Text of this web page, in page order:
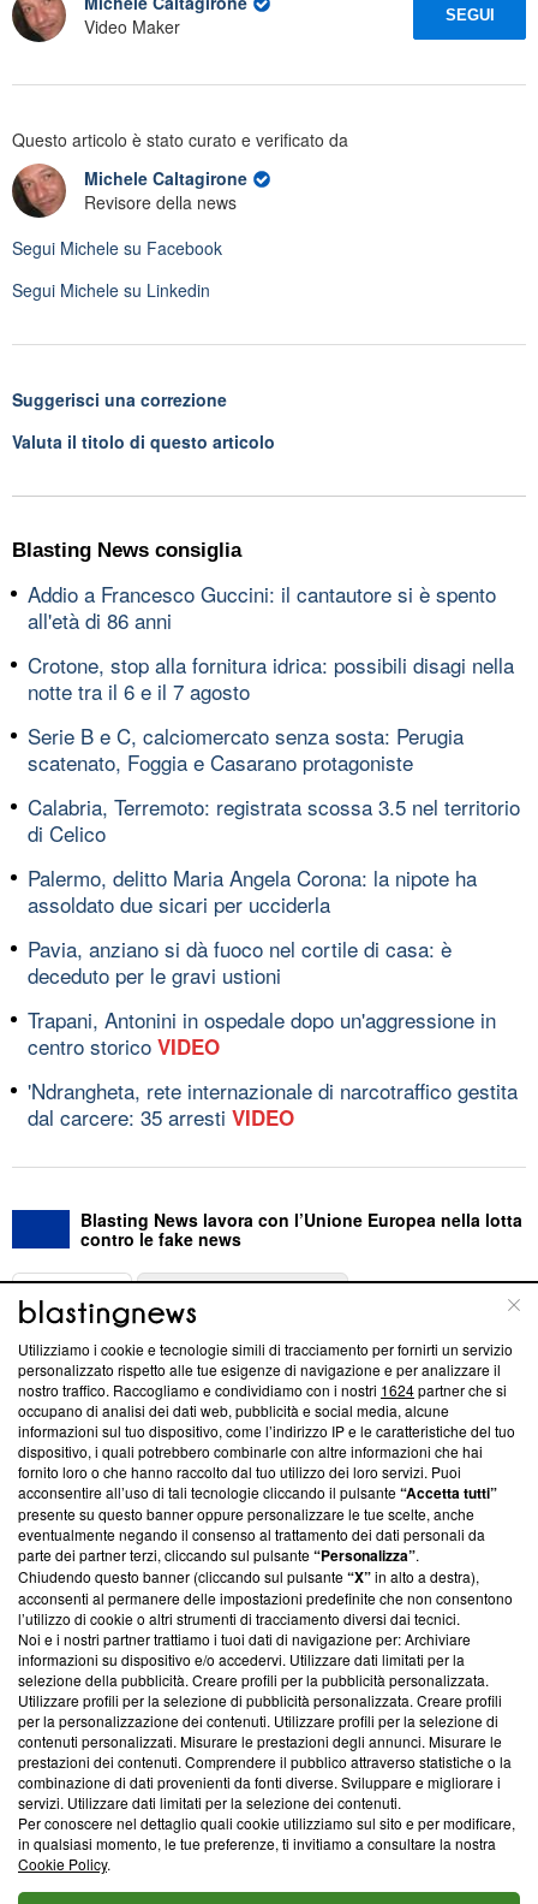
Video Maker
SEGUI
Questo articolo è stato curato e verificato da
Michele Caltagirone
Revisore della news
Segui Michele su Facebook
Segui Michele su Linkedin
Suggerisci una correzione
Valuta il titolo di questo articolo
Blasting News consiglia
Addio a Francesco Guccini: il cantautore si è spento
all'età di 86 anni
Crotone, stop alla fornitura idrica: possibili disagi nella
notte tra il 6 e il 7 agosto
Serie B e C, calciomercato senza sosta: Perugia
scatenato, Foggia e Casarano protagoniste
Calabria, Terremoto: registrata scossa 3.5 nel territorio
di Celico
Palermo, delitto Maria Angela Corona: la nipote ha
assoldato due sicari per ucciderla
Pavia, anziano si dà fuoco nel cortile di casa: è
deceduto per le gravi ustioni
Trapani, Antonini in ospedale dopo un'aggressione in
centro storico VIDEO
'Ndrangheta, rete internazionale di narcotraffico gestita
dal carcere: 35 arresti VIDEO
Blasting News lavora con l’Unione Europea nella lotta
contro le fake news
ABOUT
Questa sezione offre informazioni trasparenti su Blasting
News, sui nostri processi editoriali e su come ci impegniamo a
creare news di qualità. Inoltre, afferma la nostra aderenza a
‘Trust Project - News with Integrity’Blasting News non è
ancora membro del programma, ma ha richiesto di farne
parte; Trust Project non ha ancora effettuato una verifica di
conformità agli standard.
Su di noi
Team editoriale
Corporate
Redazione
Informativa Privacy
Cookie Policy
Blasting SA, IDI CHE-247.845.224, Via Carlo Frasca, 3 - 6900
Lugano (Svizzera) Tel:+39 0690258937
© 2026 Blasting News
Utilizziamo i cookie e tecnologie simili di tracciamento per fornirti un servizio
personalizzato rispetto alle tue esigenze di navigazione e per analizzare il
nostro traffico. Raccogliamo e condividiamo con i nostri 1624partner che si
occupano di analisi dei dati web, pubblicità e social media, alcune
informazioni sul tuo dispositivo, come l’indirizzo IP e le caratteristiche del tuo
dispositivo, i quali potrebbero combinarle con altre informazioni che hai
fornito loro o che hanno raccolto dal tuo utilizzo dei loro servizi. Puoi
acconsentire all’uso di tali tecnologie cliccando il pulsante“Accetta tutti”
presente su questo banner oppure personalizzare le tue scelte, anche
eventualmente negando il consenso al trattamento dei dati personali da
parte dei partner terzi, cliccando sul pulsante“Personalizza”.
Chiudendo questo banner (cliccando sul pulsante“X”in alto a destra),
acconsenti al permanere delle impostazioni predefinite che non consentono
l’utilizzo di cookie o altri strumenti di tracciamento diversi dai tecnici.
Noi e i nostri partner trattiamo i tuoi dati di navigazione per: Archiviare
informazioni su dispositivo e/o accedervi. Utilizzare dati limitati per la
selezione della pubblicità. Creare profili per la pubblicità personalizzata.
Utilizzare profili per la selezione di pubblicità personalizzata. Creare profili
per la personalizzazione dei contenuti. Utilizzare profili per la selezione di
contenuti personalizzati. Misurare le prestazioni degli annunci. Misurare le
prestazioni dei contenuti. Comprendere il pubblico attraverso statistiche o la
combinazione di dati provenienti da fonti diverse. Sviluppare e migliorare i
servizi. Utilizzare dati limitati per la selezione dei contenuti.
Per conoscere nel dettaglio quali cookie utilizziamo sul sito e per modificare,
in qualsiasi momento, le tue preferenze, ti invitiamo a consultare la nostra
Cookie Policy.